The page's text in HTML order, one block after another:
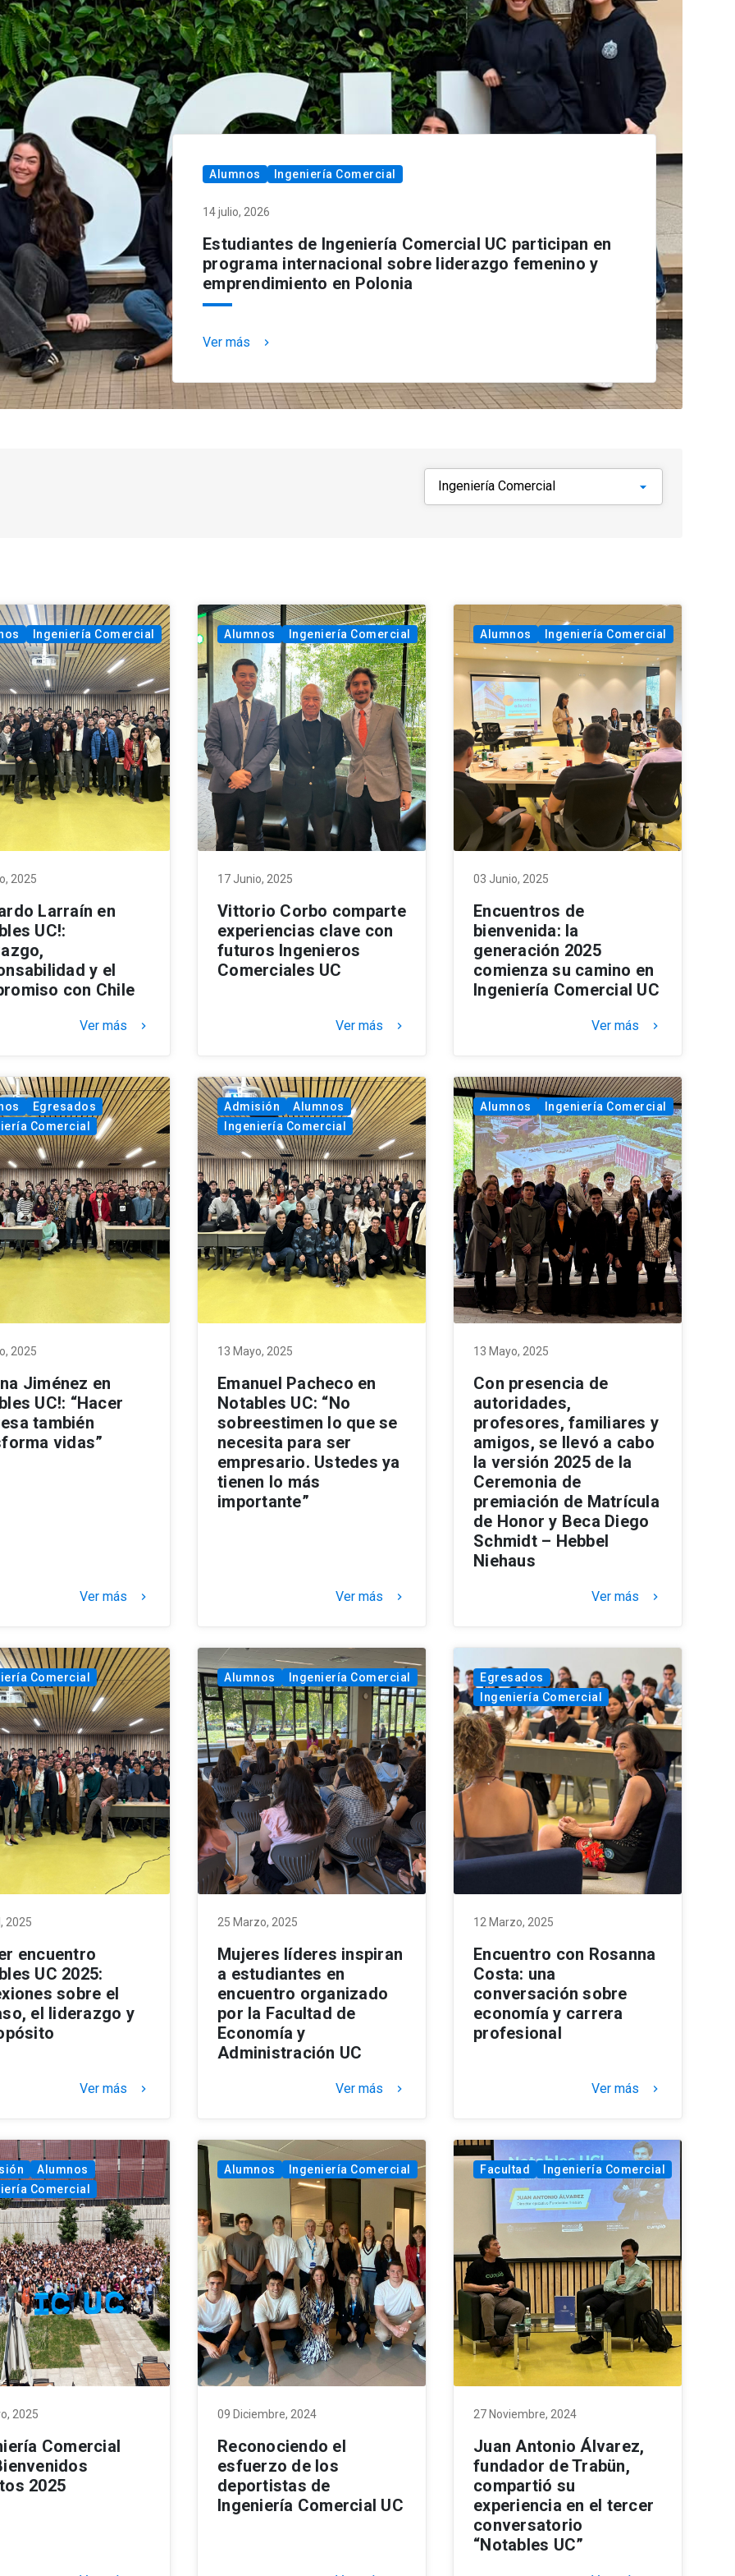
Alumnos Ingeniería Comercial
14 julio, 2026
Estudiantes de Ingeniería Comercial UC participan en
programa internacional sobre liderazgo femenino y
emprendimiento en Polonia
Ver más keyboard_arrow_right
Ingeniería Comercial
2025
Larraín en
UC!:
y el
con Chile
Ver más keyboard_arrow_right
Alumnos Ingeniería Comercial
17 Junio, 2025
Vittorio Corbo comparte
experiencias clave con
futuros Ingenieros
Comerciales UC
Ver más keyboard_arrow_right
Alumnos Ingeniería Comercial
03 Junio, 2025
Encuentros de
bienvenida: la
generación 2025
comienza su camino en
Ingeniería Comercial UC
Ver más keyboard_arrow_right
Egresados
Comercial
2025
Jiménez en
UC!: “Hacer
también
vidas”
Ver más keyboard_arrow_right
Admisión
Alumnos
Ingeniería Comercial
13 Mayo, 2025
Emanuel Pacheco en
Notables UC: “No
sobreestimen lo que se
necesita para ser
empresario. Ustedes ya
tienen lo más
importante”
Ver más keyboard_arrow_right
Alumnos Ingeniería Comercial
13 Mayo, 2025
Con presencia de
autoridades,
profesores, familiares y
amigos, se llevó a cabo
la versión 2025 de la
Ceremonia de
premiación de Matrícula
de Honor y Beca Diego
Schmidt – Hebbel
Niehaus
Ver más keyboard_arrow_right
Comercial
2025
encuentro
UC 2025:
sobre el
el liderazgo y
Ver más keyboard_arrow_right
Alumnos Ingeniería Comercial
25 Marzo, 2025
Mujeres líderes inspiran
a estudiantes en
encuentro organizado
por la Facultad de
Economía y
Administración UC
Ver más keyboard_arrow_right
Egresados
Ingeniería Comercial
12 Marzo, 2025
Encuentro con Rosanna
Costa: una
conversación sobre
economía y carrera
profesional
Ver más keyboard_arrow_right
Alumnos
Comercial
2025
Comercial
2025
Alumnos Ingeniería Comercial
09 Diciembre, 2024
Reconociendo el
esfuerzo de los
deportistas de
Ingeniería Comercial UC
Facultad Ingeniería Comercial
27 Noviembre, 2024
Juan Antonio Álvarez,
fundador de Trabün,
compartió su
experiencia en el tercer
conversatorio
“Notables UC”